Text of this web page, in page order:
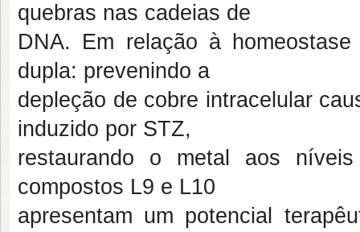
quebras nas cadeias de
DNA. Em relação à
dupla: prevenindo a
depleção de cobre intracelular
induzido por STZ,
restaurando o metal aos
compostos L9 e L10
apresentam um potencial